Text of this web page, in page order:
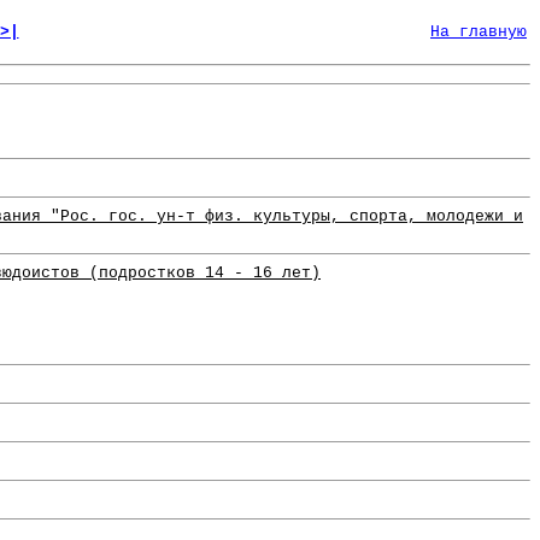
На главную
"Рос. гос. ун-т физ. культуры, спорта, молодежи и
(подростков 14 - 16 лет)